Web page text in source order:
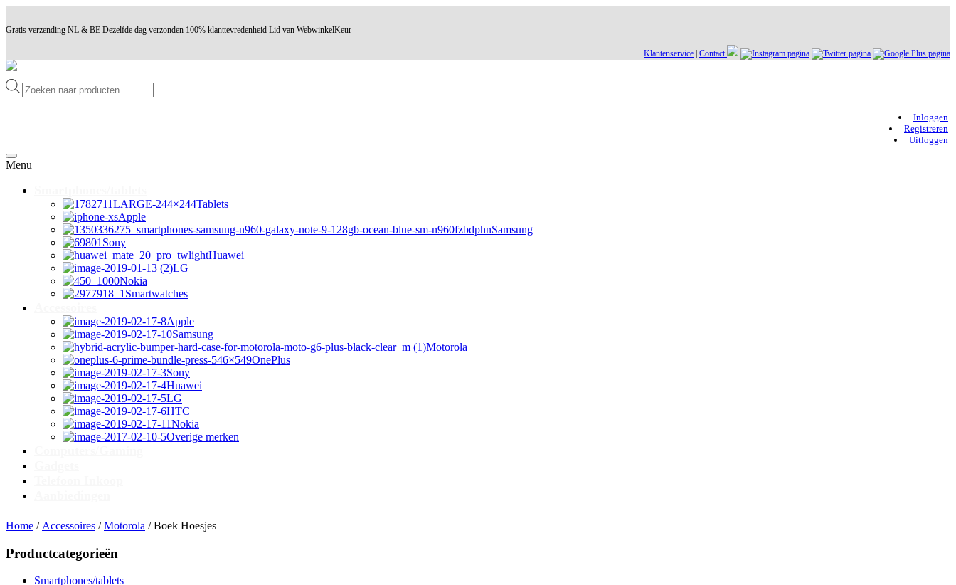
Gratis verzending NL & BE Dezelfde dag verzonden 100% klanttevredenheid Lid van WebwinkelKeur
Klantenservice Contact
Producten
zoeken
Inloggen
Registreren
Uitloggen
Ga
naar
Menu
Tablets
Apple
Samsung
Sony
Huawei
LG
Nokia
Smartwatches
Apple
Samsung
Motorola
OnePlus
Sony
Huawei
LG
HTC
Nokia
Overige merken
Home / Accessoires /Motorola / Boek Hoesjes
Productcategorieën
Smartphones/tablets